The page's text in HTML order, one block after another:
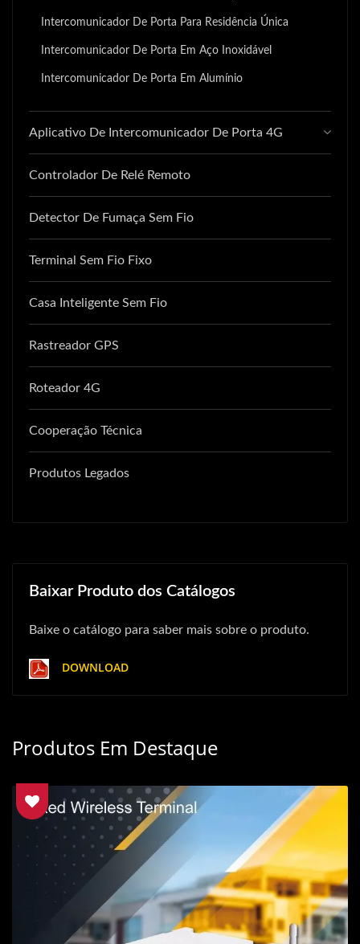
Intercomunicador De Porta Para Residência Única
Intercomunicador De Porta Em Aço Inoxidável
Intercomunicador De Porta Em Alumínio
Aplicativo De Intercomunicador De Porta 4G
Controlador De Relé Remoto
Detector De Fumaça Sem Fio
Terminal Sem Fio Fixo
Casa Inteligente Sem Fio
Rastreador GPS
Roteador 4G
Cooperação Técnica
Produtos Legados
Baixar Produto dos Catálogos
Baixe o catálogo para saber mais sobre o produto.
DOWNLOAD
Produtos Em Destaque